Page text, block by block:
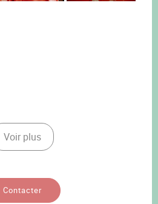
Voir plus
Contacter